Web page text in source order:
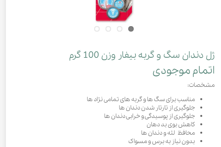
ژل دندان سگ و گربه بیفار وزن 100 گرم
اتمام موجودی
مشخصات:
مناسب برای سگ ها و گربه های تمامی نژاد ها
جلوگیری از تارتار شدن دندان ها
جلوگیری از پوسیدگی و خرابی دندان ها
کاهش بوی بد دهان
محافظ لثه و دندان ها
بدون نیاز به برس و مسواک